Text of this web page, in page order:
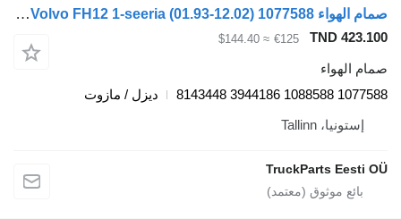
صمام الهواء Volvo FH12 1-seeria (01.93-12.02) 1077588 لـ السيارات القاطرة Volvo FH12, FH16, NH12, FH, VNL780 (1993-2014)
TND
€125
≈ $144.40
ديزل / مازوت
TruckParts